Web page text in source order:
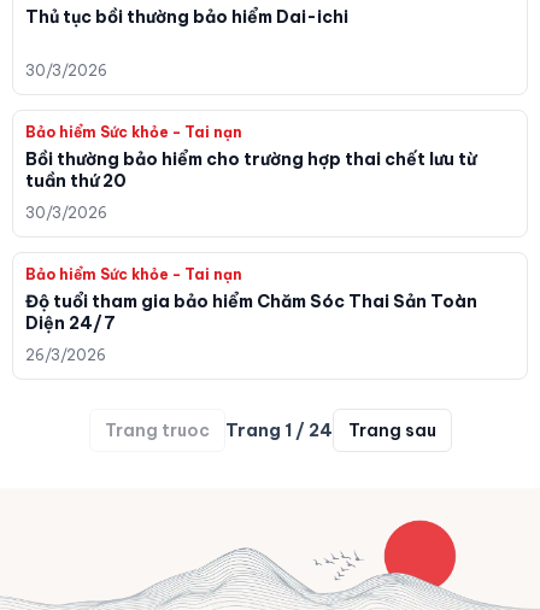
Thủ tục bồi thường bảo hiểm Dai-ichi
30/3/2026
Bảo hiểm Sức khỏe - Tai nạn
Bồi thường bảo hiểm cho trường hợp thai chết lưu từ
tuần thứ 20
30/3/2026
Bảo hiểm Sức khỏe - Tai nạn
Độ tuổi tham gia bảo hiểm Chăm Sóc Thai Sản Toàn
Diện 24/7
26/3/2026
Trang truoc Trang 1/ 24 Trang sau